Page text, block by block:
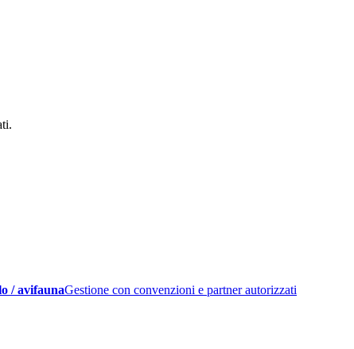
/ avifaunaGestione con convenzioni e partner autorizzati